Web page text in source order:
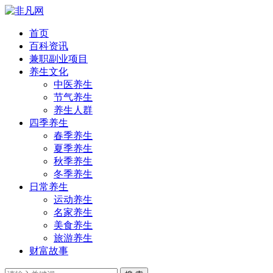
首页
百科资讯
兼职副业项目
养生文化
中医养生
节气养生
养生人群
四季养生
春季养生
夏季养生
秋季养生
冬季养生
日常养生
运动养生
名家养生
美食养生
旅游养生
财富故事